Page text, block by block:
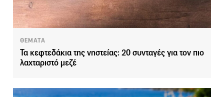
ΘΕΜΑΤΑ
Τα κεφτεδάκια της νηστείας: 20 συνταγές για τον πιο
λαχταριστό μεζέ